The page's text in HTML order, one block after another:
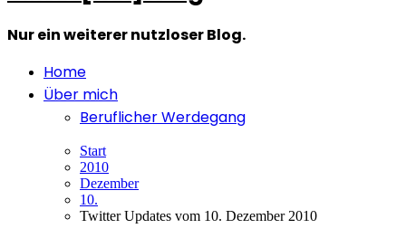
Nur ein weiterer nutzloser Blog.
Home
Über mich
Beruflicher Werdegang
Start
2010
Dezember
10.
Twitter Updates vom 10. Dezember 2010